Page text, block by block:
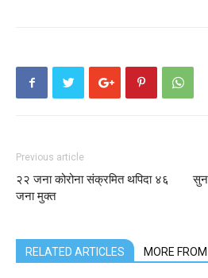
Previous article
२२ जना कोरोना संक्रमित थपिदा ४६
जना मुक्त
RELATED ARTICLES MORE